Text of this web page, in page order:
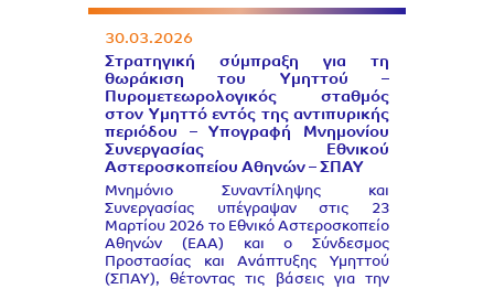
30.03.2026
Στρατηγική σύμπραξη για τη
θωράκιση του Υμηττού –
Πυρομετεωρολογικός σταθμός
στον Υμηττό εντός της αντιπυρικής
περιόδου – Υπογραφή Μνημονίου
Συνεργασίας Εθνικού
Αστεροσκοπείου Αθηνών – ΣΠΑΥ
Μνημόνιο Συναντίληψης και
Συνεργασίας υπέγραψαν στις 23
Μαρτίου 2026 το Εθνικό Αστεροσκοπείο
Αθηνών (ΕΑΑ) και ο Σύνδεσμος
Προστασίας και Ανάπτυξης Υμηττού
(ΣΠΑΥ), θέτοντας τις βάσεις για την